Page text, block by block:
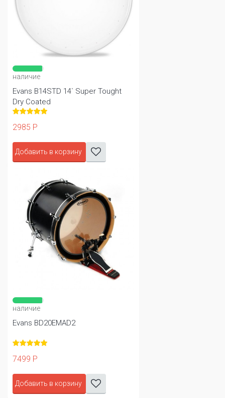
наличие
Evans B14STD 14` Super Tought
Dry Coated
2985 Р
Добавить в корзину
наличие
Evans BD20EMAD2
7499 Р
Добавить в корзину